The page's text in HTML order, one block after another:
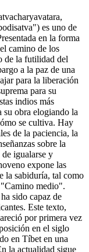
es uno de
en la forma
camino de los
de la futilidad del
a la paz de una
para la liberación
para su
indios más
su obra elogiando la
se cultiva. Hay
de la paciencia, la
sobre la
igualarse y
expone las
la sabiduría, tal como
medio".
sido capaz de
Este texto,
por primera vez
en el siglo
en Tíbet en una
la actualidad sigue